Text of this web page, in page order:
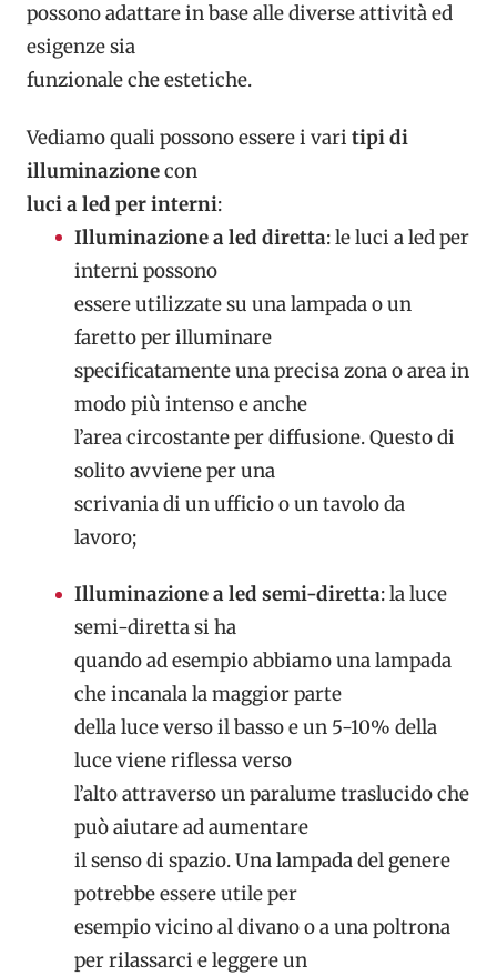
possono adattare in base alle diverse attività ed
esigenze sia
funzionale che estetiche.
Vediamo quali possono essere i vari tipi di
illuminazionecon
luci a led per interni:
Illuminazione a led diretta: le luci a led per
interni possono
essere utilizzate su una lampada o un
faretto per illuminare
specificatamente una precisa zona o area in
modo più intenso e anche
l’area circostante per diffusione. Questo di
solito avviene per una
scrivania di un ufficio o un tavolo da
lavoro;
Illuminazione a led semi-diretta: la luce
semi-diretta si ha
quando ad esempio abbiamo una lampada
che incanala la maggior parte
della luce verso il basso e un 5-10% della
luce viene riflessa verso
l’alto attraverso un paralume traslucido che
può aiutare ad aumentare
il senso di spazio. Una lampada del genere
potrebbe essere utile per
esempio vicino al divano o a una poltrona
per rilassarci e leggere un